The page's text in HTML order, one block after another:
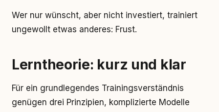
Wer nur wünscht, aber nicht investiert, trainiert
ungewollt etwas anderes: Frust.
Lerntheorie: kurz und klar
Für ein grundlegendes Trainingsverständnis
genügen drei Prinzipien, komplizierte Modelle